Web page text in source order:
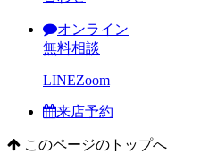
オンライン
無料相談
LINEZoom
来店予約
このページのトップへ